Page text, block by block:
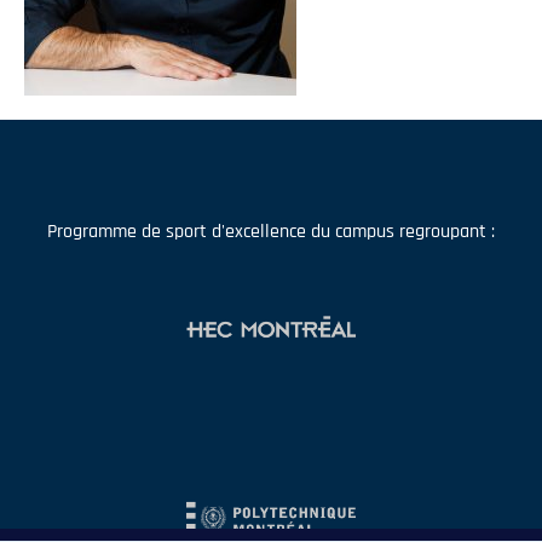
Programme de sport d'excellence du campus regroupant :